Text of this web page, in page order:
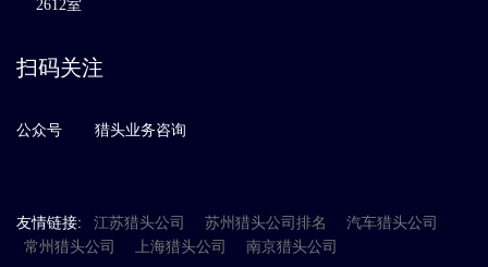
2612室
扫码关注
公众号 猎头业务咨询
友情链接: 江苏猎头公司 苏州猎头公司排名
汽车猎头公司
常州猎头公司
上海猎头公司 南京猎头公司